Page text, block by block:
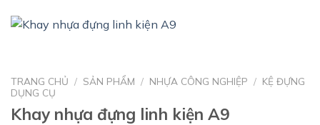
TRANG CHỦ / SẢN PHẨM / NHỰA CÔNG NGHIỆP / KỆ ĐỰNG
DỤNG CỤ
Khay nhựa đựng linh kiện A9